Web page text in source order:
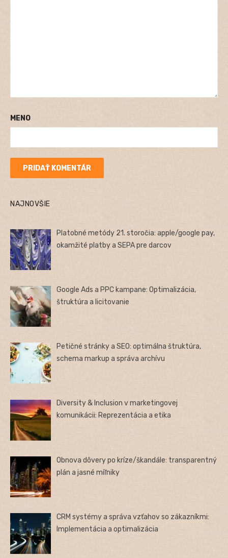
MENO
NAJNOVŠIE
Platobné metódy 21. storočia: apple/google pay,
okamžité platby a SEPA pre darcov
Google Ads a PPC kampane: Optimalizácia,
štruktúra a licitovanie
Petičné stránky a SEO: optimálna štruktúra,
schema markup a správa archívu
Diversity & Inclusion v marketingovej
komunikácii: Reprezentácia a etika
Obnova dôvery po kríze/škandále: transparentný
plán a jasné míľniky
CRM systémy a správa vzťahov so zákazníkmi:
Implementácia a optimalizácia